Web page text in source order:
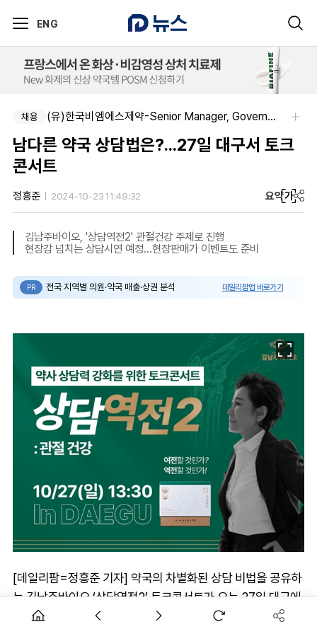
ENG
채용 (유)한국비엠에스제약-Senior Manager, Government Affairs & External Liaison (Permanent)
남다른 약국 상담법은?...27일 대구서 토크
콘서트
정흥준 2024-10-23 11:49:32 요약가
김남주바이오, '상담역전2' 관절건강 주제로 진행
현장감 넘치는 상담시연 예정...현장판매가 이벤트도 준비
PR 전국 지역별 의원·약국 매출·상권 분석 데일리팜맵 바로가기
[데일리팜=정흥준 기자] 약국의 차별화된 상담 비법을 공유하
는 김남주바이오 ‘상담역전2’ 토크콘서트가 오는 27일 대구에
서 열린다.